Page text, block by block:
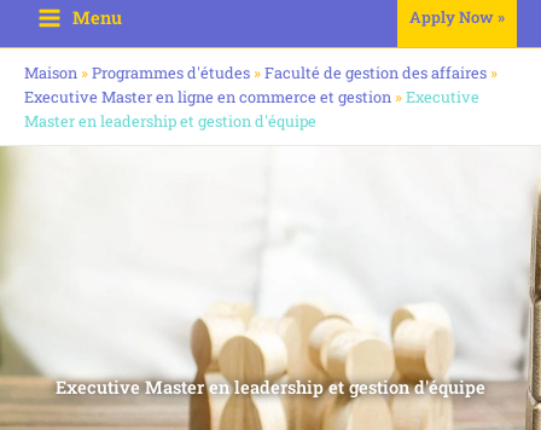
Menu Apply Now »
Maison »Programmes d'études »Faculté de gestion des affaires »
Executive Master en ligne en commerce et gestion »Executive
Master en leadership et gestion d'équipe
Executive Master en leadership et gestion d'équipe